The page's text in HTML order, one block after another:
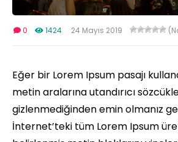
0 1424 24 Mayıs 2019
Eğer bir Lorem Ipsum pasajı
metin aralarına utandırıcı
gizlenmediğinden emin olmanız
İnternet’teki tüm Lorem Ipsum